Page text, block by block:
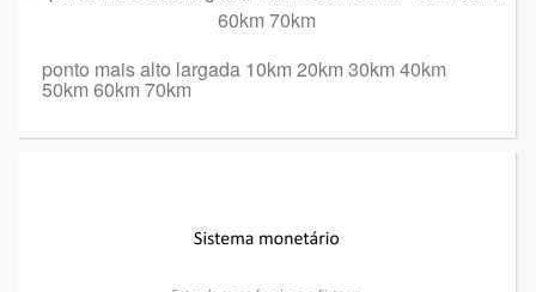
ponto mais alto largada 10km 20km 30km 40km
50km 60km 70km